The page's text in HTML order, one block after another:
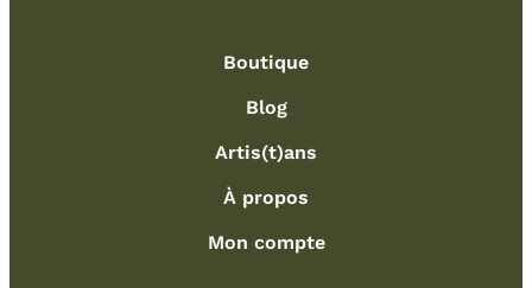
Boutique
Blog
Artis(t)ans
À propos
Mon compte